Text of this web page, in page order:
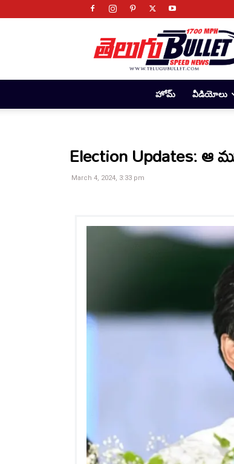
Telugu
Bullet
హోమ్ వీడియోలు
Election Updates: ఆ
March 4, 2024, 3:33 pm